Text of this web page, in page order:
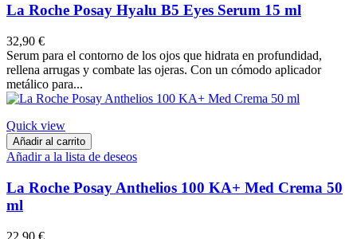
La Roche Posay Hyalu B5 Eyes Serum 15 ml
32,90 €
Serum para el contorno de los ojos que hidrata en profundidad,
rellena arrugas y combate las ojeras. Con un cómodo aplicador
metálico para...
Quick view
Añadir al carrito
Añadir a la lista de deseos
La Roche Posay Anthelios 100 KA+ Med Crema 50
ml
22,90 €